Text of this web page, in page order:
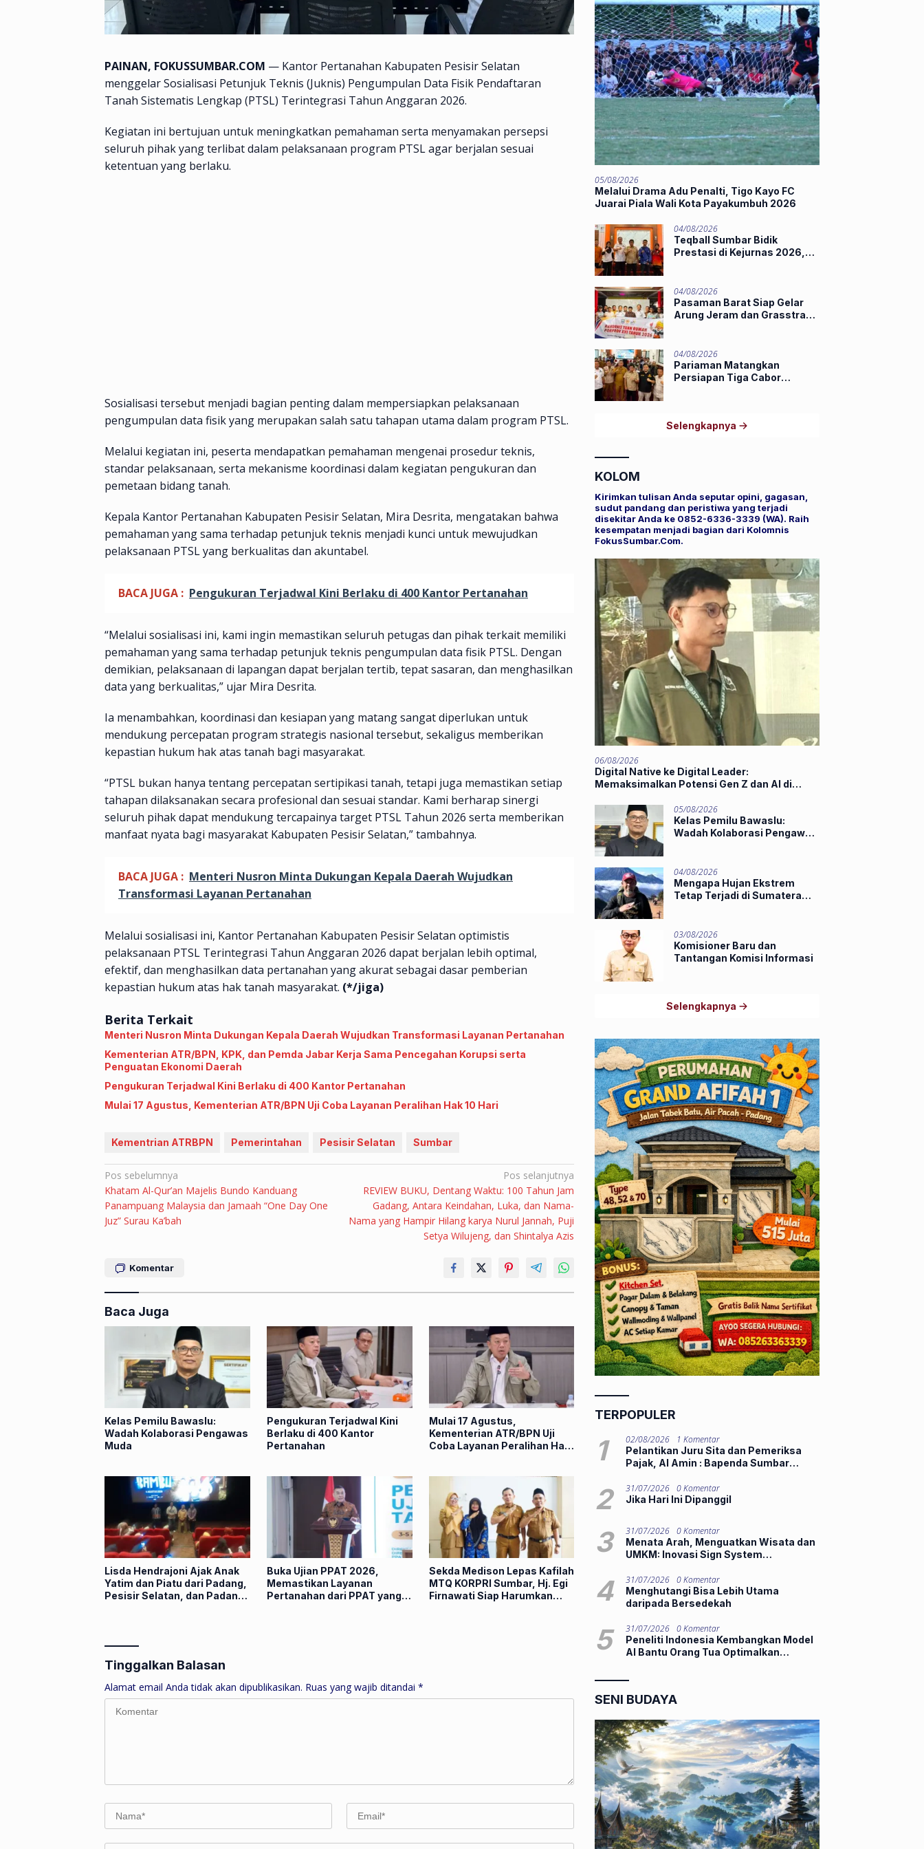
PAINAN, FOKUSSUMBAR.COM — Kantor Pertanahan Kabupaten Pesisir Selatan
menggelar Sosialisasi Petunjuk Teknis (Juknis) Pengumpulan Data Fisik Pendaftaran
Tanah Sistematis Lengkap (PTSL) Terintegrasi Tahun Anggaran 2026.
Kegiatan ini bertujuan untuk meningkatkan pemahaman serta menyamakan persepsi
seluruh pihak yang terlibat dalam pelaksanaan program PTSL agar berjalan sesuai
ketentuan yang berlaku.
Sosialisasi tersebut menjadi bagian penting dalam mempersiapkan pelaksanaan
pengumpulan data fisik yang merupakan salah satu tahapan utama dalam program PTSL.
Melalui kegiatan ini, peserta mendapatkan pemahaman mengenai prosedur teknis,
standar pelaksanaan, serta mekanisme koordinasi dalam kegiatan pengukuran dan
pemetaan bidang tanah.
Kepala Kantor Pertanahan Kabupaten Pesisir Selatan, Mira Desrita, mengatakan bahwa
pemahaman yang sama terhadap petunjuk teknis menjadi kunci untuk mewujudkan
pelaksanaan PTSL yang berkualitas dan akuntabel.
BACA JUGA : Pengukuran Terjadwal Kini Berlaku di 400 Kantor Pertanahan
“Melalui sosialisasi ini, kami ingin memastikan seluruh petugas dan pihak terkait memiliki
pemahaman yang sama terhadap petunjuk teknis pengumpulan data fisik PTSL. Dengan
demikian, pelaksanaan di lapangan dapat berjalan tertib, tepat sasaran, dan menghasilkan
data yang berkualitas,” ujar Mira Desrita.
Ia menambahkan, koordinasi dan kesiapan yang matang sangat diperlukan untuk
mendukung percepatan program strategis nasional tersebut, sekaligus memberikan
kepastian hukum hak atas tanah bagi masyarakat.
“PTSL bukan hanya tentang percepatan sertipikasi tanah, tetapi juga memastikan setiap
tahapan dilaksanakan secara profesional dan sesuai standar. Kami berharap sinergi
seluruh pihak dapat mendukung tercapainya target PTSL Tahun 2026 serta memberikan
manfaat nyata bagi masyarakat Kabupaten Pesisir Selatan,” tambahnya.
BACA JUGA : Menteri Nusron Minta Dukungan Kepala Daerah Wujudkan
Transformasi Layanan Pertanahan
Melalui sosialisasi ini, Kantor Pertanahan Kabupaten Pesisir Selatan optimistis
pelaksanaan PTSL Terintegrasi Tahun Anggaran 2026 dapat berjalan lebih optimal,
efektif, dan menghasilkan data pertanahan yang akurat sebagai dasar pemberian
kepastian hukum atas hak tanah masyarakat. (*/jiga)
Berita Terkait
Menteri Nusron Minta Dukungan Kepala Daerah Wujudkan Transformasi Layanan Pertanahan
Kementerian ATR/BPN, KPK, dan Pemda Jabar Kerja Sama Pencegahan Korupsi serta
Penguatan Ekonomi Daerah
Pengukuran Terjadwal Kini Berlaku di 400 Kantor Pertanahan
Mulai 17 Agustus, Kementerian ATR/BPN Uji Coba Layanan Peralihan Hak 10 Hari
Kementrian ATRBPN Pemerintahan Pesisir Selatan Sumbar
Navigasi
pos
Pos sebelumnya
Khatam Al-Qur’an Majelis Bundo Kanduang
Panampuang Malaysia dan Jamaah “One Day One
Juz” Surau Ka’bah
Pos selanjutnya
REVIEW BUKU, Dentang Waktu: 100 Tahun Jam
Gadang, Antara Keindahan, Luka, dan Nama-
Nama yang Hampir Hilang karya Nurul Jannah, Puji
Setya Wilujeng, dan Shintalya Azis
Komentar
Baca Juga
Kelas Pemilu Bawaslu:
Wadah Kolaborasi Pengawas
Muda
Pengukuran Terjadwal Kini
Berlaku di 400 Kantor
Pertanahan
Mulai 17 Agustus,
Kementerian ATR/BPN Uji
Coba Layanan Peralihan Hak
Lisda Hendrajoni Ajak Anak
Yatim dan Piatu dari Padang,
Pesisir Selatan, dan Padang
Buka Ujian PPAT 2026,
Memastikan Layanan
Pertanahan dari PPAT yang
Sekda Medison Lepas Kafilah
MTQ KORPRI Sumbar, Hj. Egi
Firnawati Siap Harumkan
Tinggalkan Balasan
Alamat email Anda tidak akan dipublikasikan. Ruas yang wajib ditandai *
05/08/2026
Melalui Drama Adu Penalti, Tigo Kayo FC
Juarai Piala Wali Kota Payakumbuh 2026
04/08/2026
Teqball Sumbar Bidik
Prestasi di Kejurnas 2026,
04/08/2026
Pasaman Barat Siap Gelar
Arung Jeram dan Grasstrack
04/08/2026
Pariaman Matangkan
Persiapan Tiga Cabor
Selengkapnya
KOLOM
Kirimkan tulisan Anda seputar opini, gagasan,
sudut pandang dan peristiwa yang terjadi
disekitar Anda ke 0852-6336-3339 (WA). Raih
kesempatan menjadi bagian dari Kolomnis
FokusSumbar.Com.
06/08/2026
Digital Native ke Digital Leader:
Memaksimalkan Potensi Gen Z dan AI di
05/08/2026
Kelas Pemilu Bawaslu:
Wadah Kolaborasi Pengawas
04/08/2026
Mengapa Hujan Ekstrem
Tetap Terjadi di Sumatera
03/08/2026
Komisioner Baru dan
Tantangan Komisi Informasi
Selengkapnya
TERPOPULER
1 02/08/2026
1 Komentar
Pelantikan Juru Sita dan Pemeriksa
Pajak, Al Amin : Bapenda Sumbar
Publik
2 31/07/2026
0 Komentar
Jika Hari Ini Dipanggil
3 31/07/2026
0 Komentar
Menata Arah, Menguatkan Wisata dan
UMKM: Inovasi Sign System
Silungkang Oso
4 31/07/2026
0 Komentar
Menghutangi Bisa Lebih Utama
daripada Bersedekah
5 31/07/2026
0 Komentar
Peneliti Indonesia Kembangkan Model
AI Bantu Orang Tua Optimalkan
SENI BUDAYA